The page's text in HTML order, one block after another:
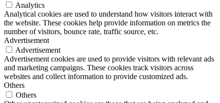
Analytics
Analytical cookies are used to understand how visitors interact with
the website. These cookies help provide information on metrics the
number of visitors, bounce rate, traffic source, etc.
Advertisement
Advertisement
Advertisement cookies are used to provide visitors with relevant ads
and marketing campaigns. These cookies track visitors across
websites and collect information to provide customized ads.
Others
Others